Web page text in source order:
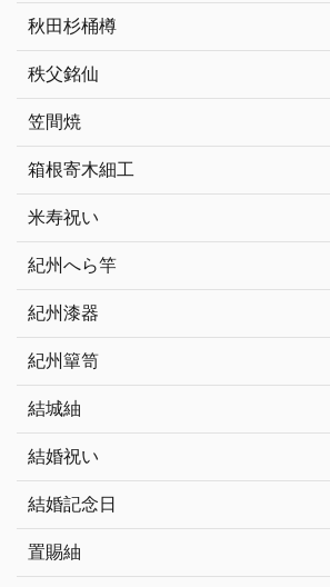
秋田杉桶樽
秩父銘仙
笠間焼
箱根寄木細工
米寿祝い
紀州へら竿
紀州漆器
紀州簞笥
結城紬
結婚祝い
結婚記念日
置賜紬